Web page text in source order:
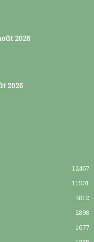
2026
2026
12467
11901
4812
2898
1677